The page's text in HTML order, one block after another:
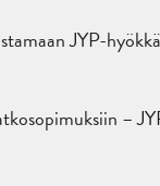
JYP-
–